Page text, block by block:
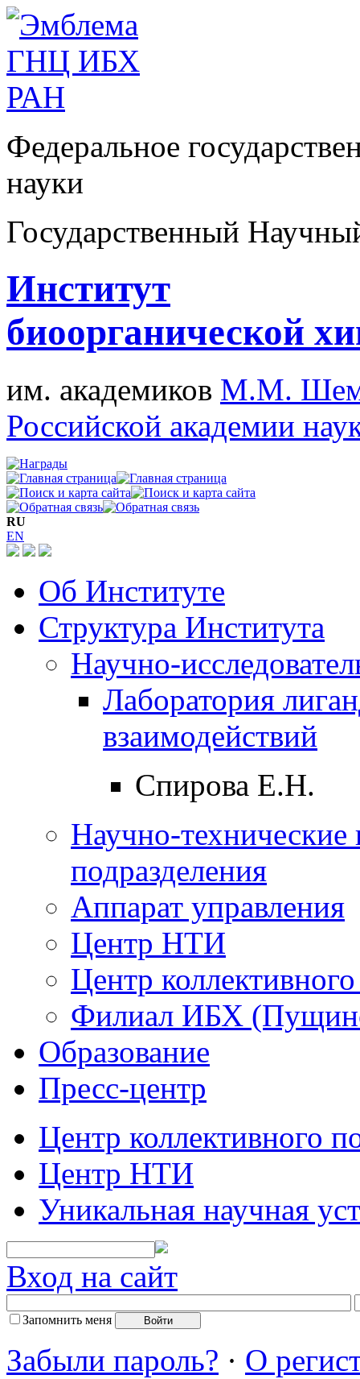
Федеральное
науки
Государственный
Институт
биоорганической
им. академиков М.М.
Российской академии
RU
EN
Об Институте
Структура Института
Научно-
Лаборатория
взаимодействий
Спирова Е.Н.
Научно-технические
подразделения
Аппарат управления
Центр НТИ
Центр
Филиал ИБХ
Образование
Пресс-центр
Центр коллективного
Центр НТИ
Уникальная научная
Вход на сайт
Запомнить меня
Забыли пароль? · О